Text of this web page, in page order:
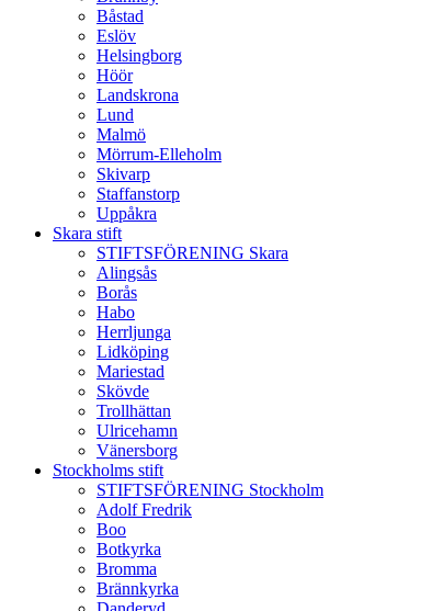
Båstad
Eslöv
Helsingborg
Höör
Landskrona
Lund
Malmö
Mörrum-Elleholm
Skivarp
Staffanstorp
Uppåkra
Skara stift
STIFTSFÖRENING Skara
Alingsås
Borås
Habo
Herrljunga
Lidköping
Mariestad
Skövde
Trollhättan
Ulricehamn
Vänersborg
Stockholms stift
STIFTSFÖRENING Stockholm
Adolf Fredrik
Boo
Botkyrka
Bromma
Brännkyrka